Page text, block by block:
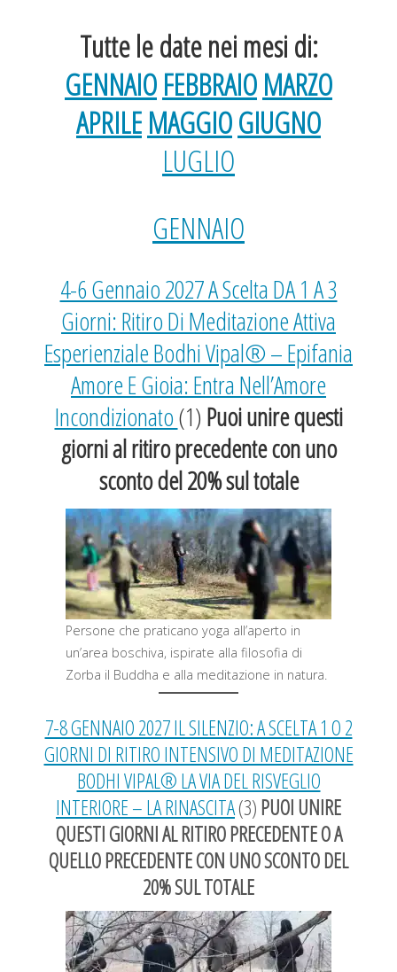
Tutte le date nei mesi di:
GENNAIOFEBBRAIOMARZO
APRILEMAGGIOGIUGNO
LUGLIO
GENNAIO
4-6 Gennaio 2027 A Scelta DA 1 A 3
Giorni: Ritiro Di Meditazione Attiva
Esperienziale Bodhi Vipal® – Epifania
Amore E Gioia: Entra Nell’Amore
Incondizionato(1) Puoi unire questi
giorni al ritiro precedente con uno
sconto del 20% sul totale
Persone che praticano yoga all’aperto in
un’area boschiva, ispirate alla filosofia di
Zorba il Buddha e alla meditazione in natura.
7-8 GENNAIO 2027 IL SILENZIO: A SCELTA 1 O 2
GIORNI DI RITIRO INTENSIVO DI MEDITAZIONE
BODHI VIPAL® LA VIA DEL RISVEGLIO
INTERIORE – LA RINASCITA(3)PUOI UNIRE
QUESTI GIORNI AL RITIRO PRECEDENTE O A
QUELLO PRECEDENTE CON UNO SCONTO DEL
20% SUL TOTALE